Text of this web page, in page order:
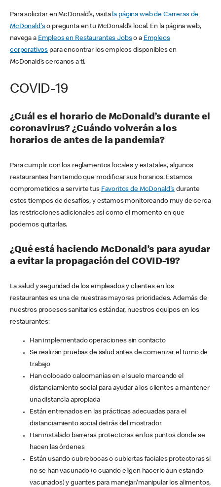
Para solicitar en McDonald’s, visita la página web de Carreras de
McDonald'so pregunta en tu McDonald’s local. En la página web,
navega a Empleos en Restaurantes Jobso a Empleos
corporativos para encontrar los empleos disponibles en
McDonald’s cercanos a ti.
COVID-19
¿Cuál es el horario de McDonald’s durante el
coronavirus? ¿Cuándo volverán a los
horarios de antes de la pandemia?
Para cumplir con los reglamentos locales y estatales, algunos
restaurantes han tenido que modificar sus horarios. Estamos
comprometidos a servirte tus Favoritos de McDonald's durante
estos tiempos de desafíos, y estamos monitoreando muy de cerca
las restricciones adicionales así como el momento en que
podemos quitarlas.
¿Qué está haciendo McDonald’s para ayudar
a evitar la propagación del COVID-19?
La salud y seguridad de los empleados y clientes en los
restaurantes es una de nuestras mayores prioridades. Además de
nuestros procesos sanitarios estándar, nuestros equipos en los
restaurantes:
Han implementado operaciones sin contacto
Se realizan pruebas de salud antes de comenzar el turno de
trabajo
Han colocado calcomanías en el suelo marcando el
distanciamiento social para ayudar a los clientes a mantener
una distancia apropiada
Están entrenados en las prácticas adecuadas para el
distanciamiento social detrás del mostrador
Han instalado barreras protectoras en los puntos donde se
hacen las órdenes
Están usando cubrebocas o cubiertas faciales protectoras si
no se han vacunado (o cuando eligen hacerlo aun estando
vacunados) y guantes para manejar/manipular los alimentos,